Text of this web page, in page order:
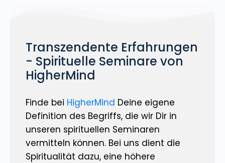
Transzendente Erfahrungen
- Spirituelle Seminare von
HigherMind
Finde bei HigherMind Deine eigene
Definition des Begriffs, die wir Dir in
unseren spirituellen Seminaren
vermitteln können. Bei uns dient die
Spiritualität dazu, eine höhere